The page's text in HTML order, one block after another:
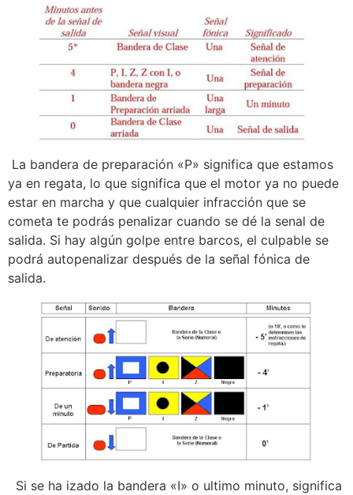
La bandera de preparación «P» significa que estamos
ya en regata, lo que significa que el motor ya no puede
estar en marcha y que cualquier infracción que se
cometa te podrás penalizar cuando se dé la senal de
salida. Si hay algún golpe entre barcos, el culpable se
podrá autopenalizar después de la señal fónica de
salida.
Si se ha izado la bandera «I» o ultimo minuto, significa